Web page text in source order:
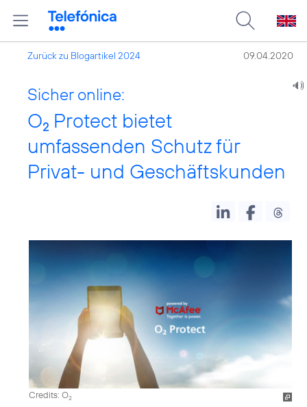
Zurück zu Blogartikel 2024 09.04.2020
Sicher online:
O2 Protect bietet
umfassenden Schutz für
Privat- und Geschäftskunden
Credits: O2